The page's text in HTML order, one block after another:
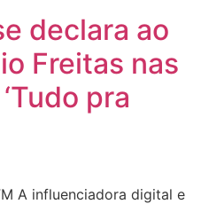
declara ao
Freitas nas
pra
A influenciadora digital e